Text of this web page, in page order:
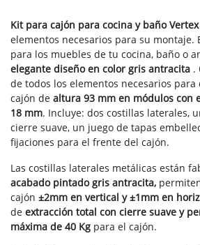
Kit para cajón para cocina y baño Vertex
elementos necesarios para su montaje.
para los muebles de tu cocina, baño o
elegante diseño en color gris antracita .
de todos los elementos necesarios
cajón de altura 93 mm en módulos con
18 mm. Incluye: dos costillas laterales,
cierre suave, un juego de tapas
fijaciones para el frente del cajón.
Las costillas laterales metálicas están
acabado pintado gris antracita,
cajón ±2mm en vertical y ±1mm en
de extracción total con cierre suave y
máxima de 40 Kg para el cajón.